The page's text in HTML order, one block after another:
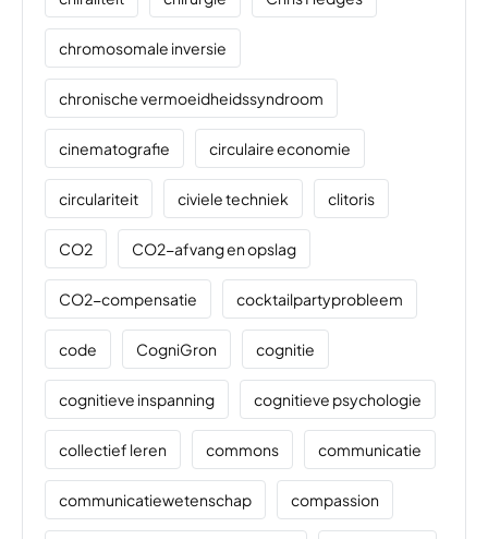
chromosomale inversie
chronische vermoeidheidssyndroom
cinematografie circulaire economie
circulariteit civiele techniek clitoris
CO2 CO2-afvang en opslag
CO2-compensatie cocktailpartyprobleem
code CogniGron cognitie
cognitieve inspanning cognitieve psychologie
collectief leren commons communicatie
communicatiewetenschap compassion